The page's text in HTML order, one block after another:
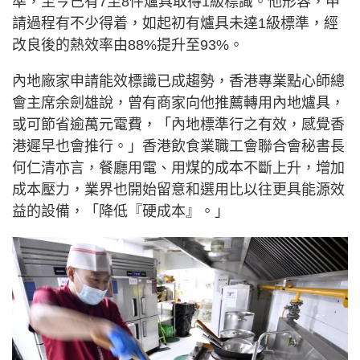
請過程有不少得着，如起初有爐具未達1級標準，經
改良後的熱效率由88%提升至93%。
內地廠家申請能效標識已成趨勢，香港專業點心師總
會主席余劍雄說，曾有商家向他推薦轉用內地爐具，
或可節省逾萬元電費，「內地標準行之有效，感覺香
港遲早也會推行。」香港飲食業職工會聯合會秘書長
何仁清亦言，餐廳用電、用煤的成本不斷上升，增加
成本壓力，業界也開始留意和選用比以往更具能源效
益的設備，「降低『硬成本』。」